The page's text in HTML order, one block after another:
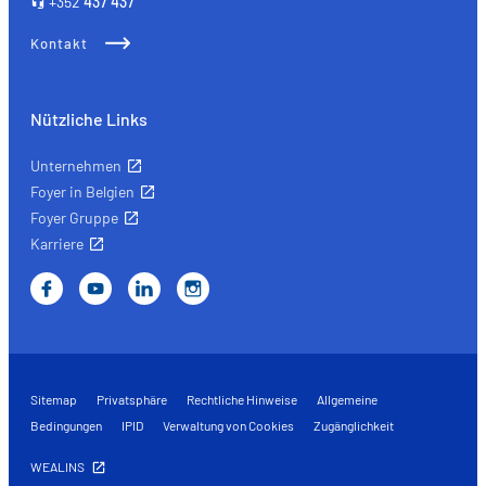
Kontakt
Nützliche Links
Unternehmen
Foyer in Belgien
Foyer Gruppe
Karriere
Sitemap Privatsphäre Rechtliche Hinweise
Allgemeine
Bedingungen
IPID Verwaltung von Cookies Zugänglichkeit
WEALINS